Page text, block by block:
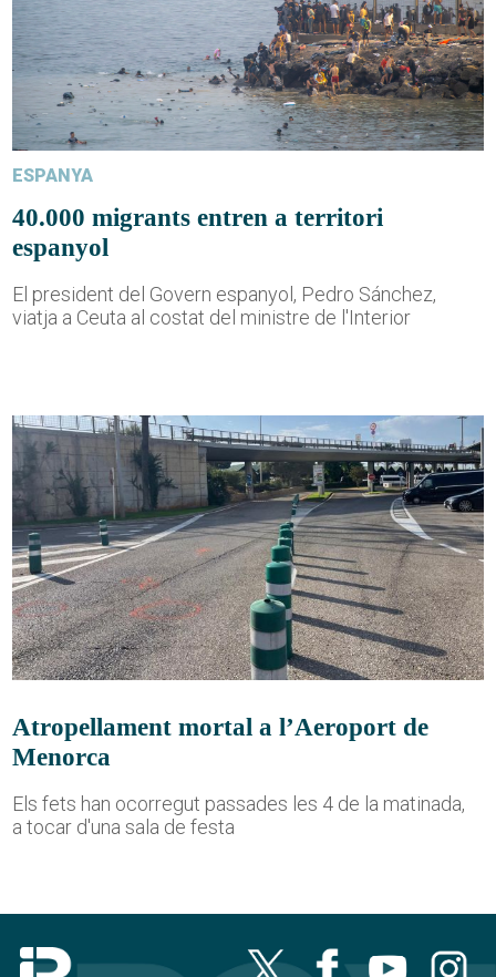
ESPANYA
40.000 migrants entren a territori
espanyol
El president del Govern espanyol, Pedro Sánchez,
viatja a Ceuta al costat del ministre de l'Interior
Atropellament mortal a l’Aeroport de
Menorca
Els fets han ocorregut passades les 4 de la matinada,
a tocar d'una sala de festa